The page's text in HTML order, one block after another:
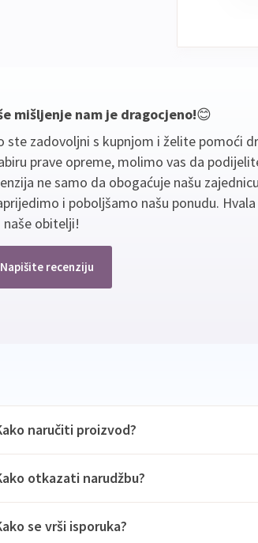
mišljenje nam je dragocjeno!😊
ste zadovoljni s kupnjom i želite pomoći
prave opreme, molimo vas da
ne samo da obogaćuje našu
i poboljšamo našu ponudu.
naše obitelji!
Napišite recenziju
naručiti proizvod?
otkazati narudžbu?
se vrši isporuka?